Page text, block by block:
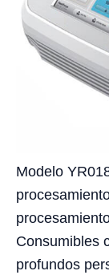
Modelo
Consumibles
profundos